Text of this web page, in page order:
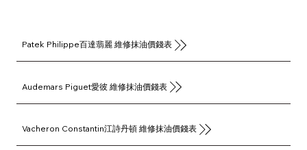
Patek Philippe百達翡麗 維修抹油價錢表
Audemars Piguet愛彼 維修抹油價錢表
Vacheron Constantin江詩丹頓 維修抹油價錢表